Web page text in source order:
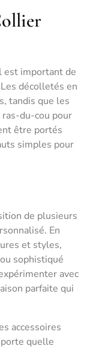
est important de
décolletés en
tandis que les
du-cou pour
être portés
simples pour
de plusieurs
En
et styles,
sophistiqué
avec
parfaite qui
accessoires
quelle